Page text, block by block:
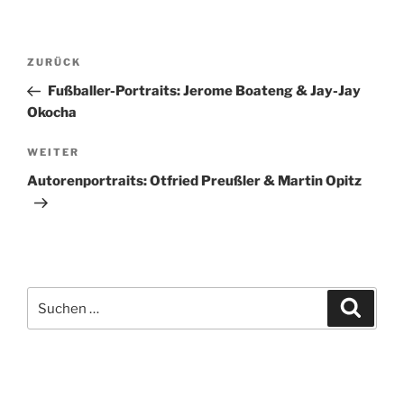
Beitragsnavigation
Vorheriger
Beitrag
ZURÜCK
Fußballer-Portraits: Jerome Boateng & Jay-Jay
Okocha
Nächster
Beitrag
WEITER
Autorenportraits: Otfried Preußler & Martin Opitz
nach: